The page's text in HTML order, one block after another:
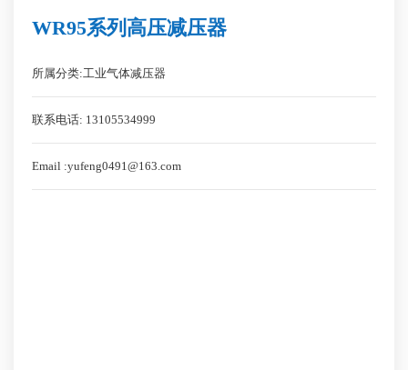
WR95系列高压减压器
所属分类:工业气体减压器
联系电话: 13105534999
Email :yufeng0491@163.com